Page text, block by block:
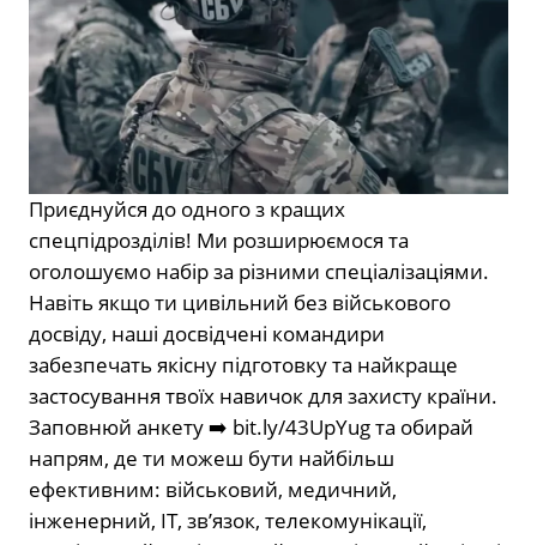
Приєднуйся до одного з кращих
спецпідрозділів! Ми розширюємося та
оголошуємо набір за різними спеціалізаціями.
Навіть якщо ти цивільний без військового
досвіду, наші досвідчені командири
забезпечать якісну підготовку та найкраще
застосування твоїх навичок для захисту країни.
Заповнюй анкету ➡️ bit.ly/43UpYug та обирай
напрям, де ти можеш бути найбільш
ефективним: військовий, медичний,
інженерний, IT, зв’язок, телекомунікації,